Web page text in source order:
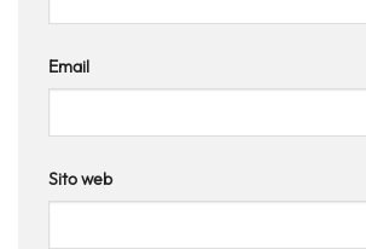
Email
Sito web